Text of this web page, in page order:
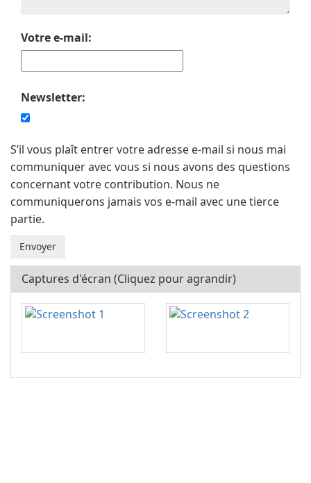
Votre e-mail:
Newsletter:
S’il vous plaît entrer votre adresse e-mail si nous mai
communiquer avec vous si nous avons des questions
concernant votre contribution. Nous ne
communiquerons jamais vos e-mail avec une tierce
partie.
Captures d'écran (Cliquez pour agrandir)